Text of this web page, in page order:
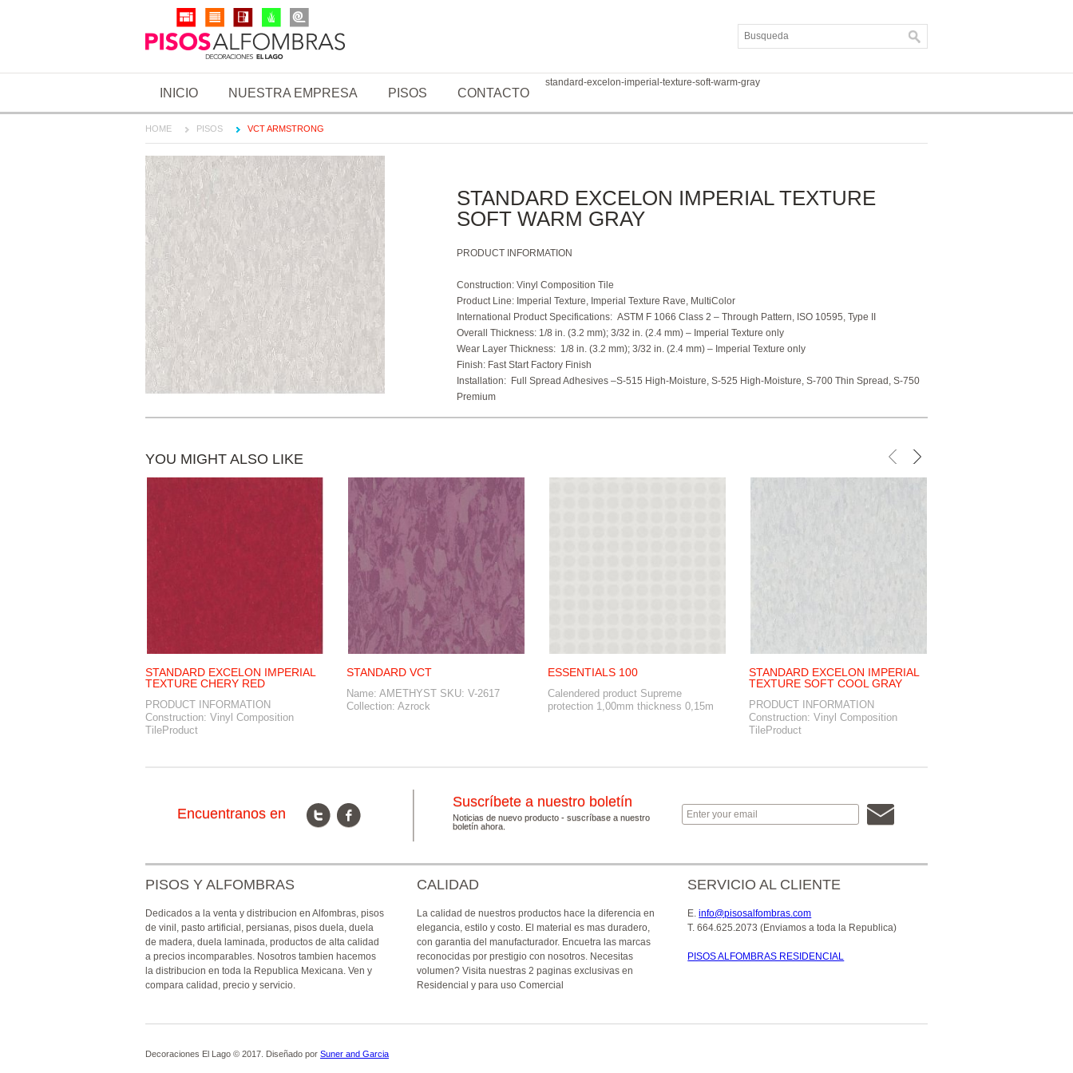
INICIO NUESTRA EMPRESA
standard-excelon-imperial-texture-soft-warm-gray
PISOS CONTACTO
HOME PISOS VCT ARMSTRONG
STANDARD EXCELON IMPERIAL TEXTURE
SOFT WARM GRAY
PRODUCT INFORMATION
Construction: Vinyl Composition Tile
Product Line: Imperial Texture, Imperial Texture Rave, MultiColor
International Product Specifications: ASTM F 1066 Class 2 – Through Pattern, ISO 10595, Type II
Overall Thickness: 1/8 in. (3.2 mm); 3/32 in. (2.4 mm) – Imperial Texture only
Wear Layer Thickness: 1/8 in. (3.2 mm); 3/32 in. (2.4 mm) – Imperial Texture only
Finish: Fast Start Factory Finish
Installation: Full Spread Adhesives –S-515 High-Moisture, S-525 High-Moisture, S-700 Thin Spread, S-750
Premium
YOU MIGHT ALSO LIKE
STANDARD EXCELON IMPERIAL
TEXTURE CHERY RED
PRODUCT INFORMATION
Construction: Vinyl Composition
TileProduct
STANDARD VCT
Name: AMETHYST SKU: V-2617
Collection: Azrock
ESSENTIALS 100
Calendered product Supreme
protection 1,00mm thickness 0,15m
STANDARD EXCELON IMPERIAL
TEXTURE SOFT COOL GRAY
PRODUCT INFORMATION
Construction: Vinyl Composition
TileProduct
Encuentranos en
Suscríbete a nuestro boletín
Noticias de nuevo producto - suscríbase a nuestro
boletín ahora.
PISOS Y ALFOMBRAS
Dedicados a la venta y distribucion en Alfombras, pisos
de vinil, pasto artificial, persianas, pisos duela, duela
de madera, duela laminada, productos de alta calidad
a precios incomparables. Nosotros tambien hacemos
la distribucion en toda la Republica Mexicana. Ven y
compara calidad, precio y servicio.
CALIDAD
La calidad de nuestros productos hace la diferencia en
elegancia, estilo y costo. El material es mas duradero,
con garantia del manufacturador. Encuetra las marcas
reconocidas por prestigio con nosotros. Necesitas
volumen? Visita nuestras 2 paginas exclusivas en
Residencial y para uso Comercial
SERVICIO AL CLIENTE
E.info@pisosalfombras.com
T. 664.625.2073 (Enviamos a toda la Republica)
PISOS ALFOMBRAS RESIDENCIAL
Decoraciones El Lago © 2017. Diseñado por Suner and Garcia